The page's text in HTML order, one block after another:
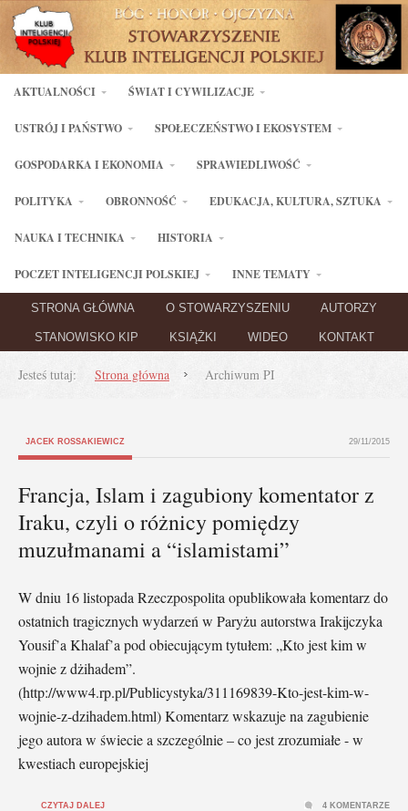
AKTUALNOŚCI ŚWIAT I CYWILIZACJE
USTRÓJ I PAŃSTWO SPOŁECZEŃSTWO I EKOSYSTEM
GOSPODARKA I EKONOMIA SPRAWIEDLIWOŚĆ
POLITYKA OBRONNOŚĆ EDUKACJA, KULTURA, SZTUKA
NAUKA I TECHNIKA HISTORIA
POCZET INTELIGENCJI POLSKIEJ INNE TEMATY
STRONA GŁÓWNA O STOWARZYSZENIU AUTORZY
STANOWISKO KIP KSIĄŻKI WIDEO KONTAKT
Jesteś tutaj: Strona główna Archiwum PI
JACEK ROSSAKIEWICZ 29/11/2015
Francja, Islam i zagubiony komentator z
Iraku, czyli o różnicy pomiędzy
muzułmanami a “islamistami”
W dniu 16 listopada Rzeczpospolita opublikowała komentarz do
ostatnich tragicznych wydarzeń w Paryżu autorstwa Irakijczyka
Yousif’a Khalaf’a pod obiecującym tytułem: „Kto jest kim w
wojnie z dżihadem”.
(http://www4.rp.pl/Publicystyka/311169839-Kto-jest-kim-w-
wojnie-z-dzihadem.html) Komentarz wskazuje na zagubienie
jego autora w świecie a szczególnie – co jest zrozumiałe - w
kwestiach europejskiej
CZYTAJ DALEJ 4 KOMENTARZE